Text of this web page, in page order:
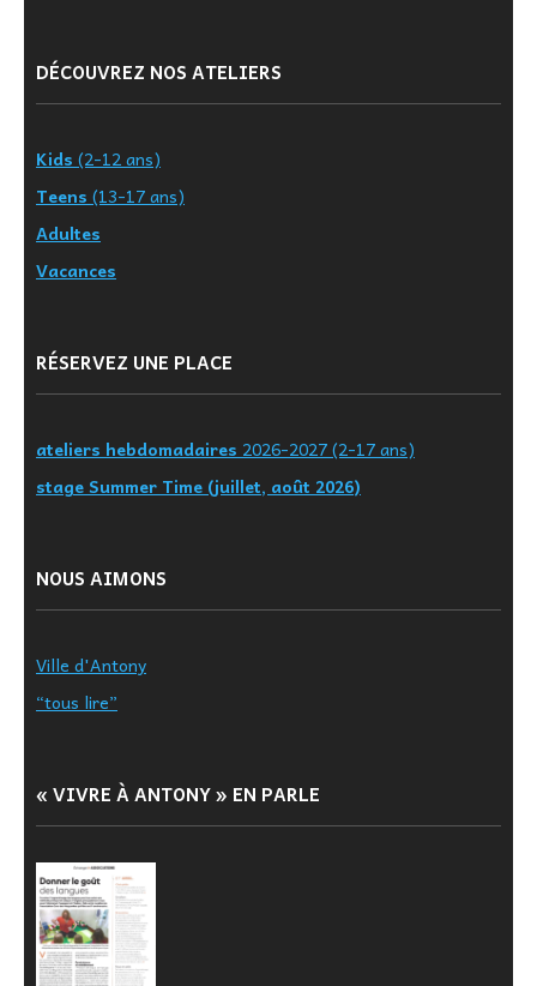
DÉCOUVREZ NOS ATELIERS
Kids (2-12 ans)
Teens (13-17 ans)
Adultes
Vacances
RÉSERVEZ UNE PLACE
ateliers hebdomadaires 2026-2027 (2-17 ans)
stage Summer Time (juillet, août 2026)
NOUS AIMONS
Ville d'Antony
“tous lire”
« VIVRE À ANTONY » EN PARLE